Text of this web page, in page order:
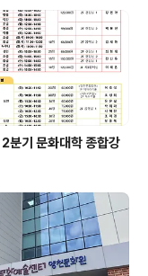
분기 문화대학 종합강